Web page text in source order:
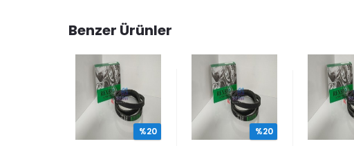
Benzer Ürünler
%20 %20